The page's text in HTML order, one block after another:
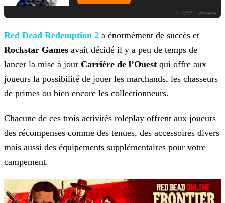
Red Dead Redemption 2 a énormément de succès et
Rockstar Games avait décidé il y a peu de temps de
lancer la mise à jour Carrière de l’Ouest qui offre aux
joueurs la possibilité de jouer les marchands, les chasseurs
de primes ou bien encore les collectionneurs.
Chacune de ces trois activités roleplay offrent aux joueurs
des récompenses comme des tenues, des accessoires divers
mais aussi des équipements supplémentaires pour votre
campement.